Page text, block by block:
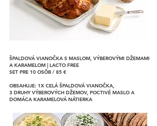
ŠPALDOVÁ VIANOČKA S MASLOM, VÝBEROVÝMI DŽEMAMI
A KARAMELOM | LACTO FREE
SET PRE 10 OSÔB / 85 €
OBSAHUJE: 1X CELÁ ŠPALDOVÁ VIANOČKA,
3 DRUHY VÝBEROVÝCH DŽEMOV, POCTIVÉ MASLO A
DOMÁCA KARAMELOVÁ NÁTIERKA